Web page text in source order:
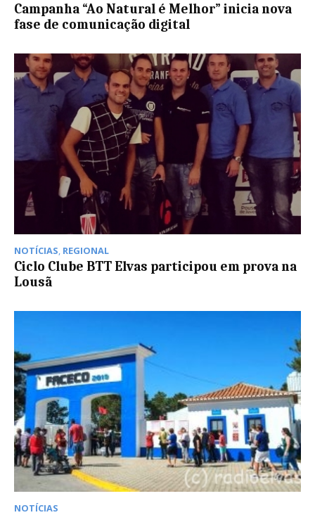
Campanha “Ao Natural é Melhor” inicia nova
fase de comunicação digital
NOTÍCIAS, REGIONAL
Ciclo Clube BTT Elvas participou em prova na
Lousã
NOTÍCIAS